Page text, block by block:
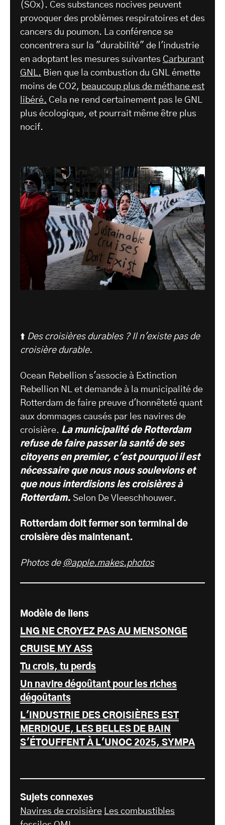
(SOx). Ces substances nocives peuvent
provoquer des problèmes respiratoires et des
cancers du poumon. La conférence se
concentrera sur la "durabilité" de l'industrie
en adoptant les mesures suivantes Carburant
GNL. Bien que la combustion du GNL émette
moins de CO2, beaucoup plus de méthane est
libéré. Cela ne rend certainement pas le GNL
plus écologique, et pourrait même être plus
nocif.
⬆️ Des croisières durables ? Il n'existe pas de
croisière durable.
Ocean Rebellion s'associe à Extinction
Rebellion NL et demande à la municipalité de
Rotterdam de faire preuve d'honnêteté quant
aux dommages causés par les navires de
croisière. La municipalité de Rotterdam
refuse de faire passer la santé de ses
citoyens en premier, c'est pourquoi il est
nécessaire que nous nous soulevions et
que nous interdisions les croisières à
Rotterdam. Selon De Vleeschhouwer.
Rotterdam doit fermer son terminal de
croisière dès maintenant.
Photos de @apple.makes.photos
Modèle de liens
LNG NE CROYEZ PAS AU MENSONGE
CRUISE MY ASS
Tu crois, tu perds
Un navire dégoûtant pour les riches
dégoûtants
L'INDUSTRIE DES CROISIÈRES EST
MERDIQUE, LES BELLES DE BAIN
S'ÉTOUFFENT À L'UNOC 2025, SYMPA
Sujets connexes
Navires de croisière Les combustibles